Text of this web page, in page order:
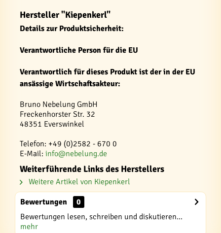
Hersteller "Kiepenkerl"
Details zur Produktsicherheit:
Verantwortliche Person für die EU
Verantwortlich für dieses Produkt ist der in der EU
ansässige Wirtschaftsakteur:
Bruno Nebelung GmbH
Freckenhorster Str. 32
48351 Everswinkel
Telefon: +49 (0)2582 - 670 0
E-Mail: info@nebelung.de
Weiterführende Links des Herstellers
Weitere Artikel von Kiepenkerl
Bewertungen
0
Bewertungen lesen, schreiben und diskutieren...
mehr